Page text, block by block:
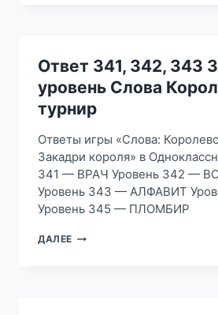
УРОВЕНЬ
СЛОВА
КОРОЛЕВСКИЙ
ТУРНИР
Ответ 341, 342, 343
уровень Слова
турнир
Ответы игры «Слова:
Закадри короля» в
341 — ВРАЧ Уровень 342 —
Уровень 343 — АЛФАВИТ
Уровень 345 — ПЛОМБИР
ДАЛЕЕ ОТВЕТ